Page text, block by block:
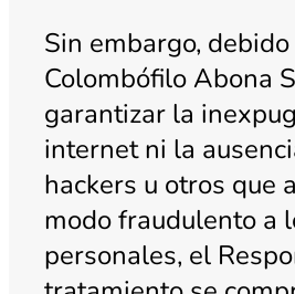
Sin embargo,
Colombófilo Abona
garantizar la
internet ni la
hackers u otros que
modo fraudulento a
personales, el